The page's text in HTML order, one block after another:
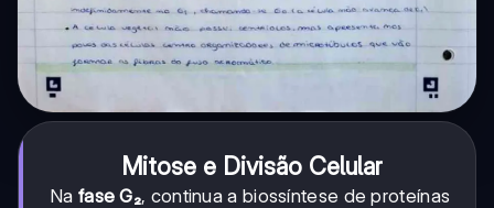
Mitose e Divisão Celular
Na fase G₂, continua a biossíntese de proteínas